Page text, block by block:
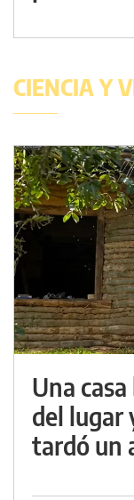
CIENCIA Y
Una
del lugar
tardó un